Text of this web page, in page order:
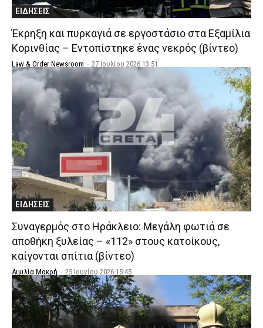
ΕΙΔΗΣΕΙΣ
Έκρηξη και πυρκαγιά σε εργοστάσιο στα Εξαμίλια
Κορινθίας – Εντοπίστηκε ένας νεκρός (βίντεο)
Law & Order Newsroom - 27 Ιουλίου 2026 13:51
ΕΙΔΗΣΕΙΣ
Συναγερμός στο Ηράκλειο: Μεγάλη φωτιά σε
αποθήκη ξυλείας – «112» στους κατοίκους,
καίγονται σπίτια (βίντεο)
Αιμιλία Μακρή - 25 Ιουνίου 2026 15:45